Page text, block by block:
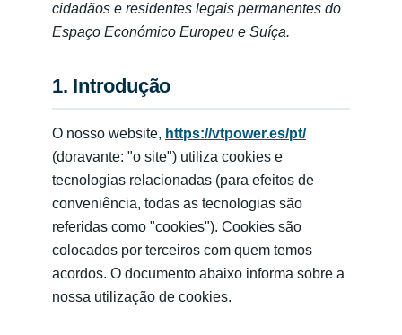
cidadãos e residentes legais permanentes do
Espaço Económico Europeu e Suíça.
1. Introdução
O nosso website, https://vtpower.es/pt/
(doravante: "o site") utiliza cookies e
tecnologias relacionadas (para efeitos de
conveniência, todas as tecnologias são
referidas como "cookies"). Cookies são
colocados por terceiros com quem temos
acordos. O documento abaixo informa sobre a
nossa utilização de cookies.